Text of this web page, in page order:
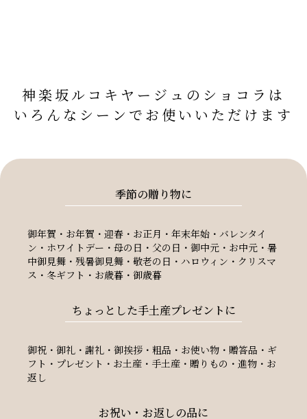
神楽坂ルコキヤージュのショコラは
いろんなシーンでお使いいただけます
季節の贈り物に
御年賀・お年賀・迎春・お正月・年末年始・バレンタイ
ン・ホワイトデー・母の日・父の日・御中元・お中元・暑
中御見舞・残暑御見舞・敬老の日・ハロウィン・クリスマ
ス・冬ギフト・お歳暮・御歳暮
ちょっとした手土産プレゼントに
御祝・御礼・謝礼・御挨拶・粗品・お使い物・贈答品・ギ
フト・プレゼント・お土産・手土産・贈りもの・進物・お
返し
お祝い・お返しの品に